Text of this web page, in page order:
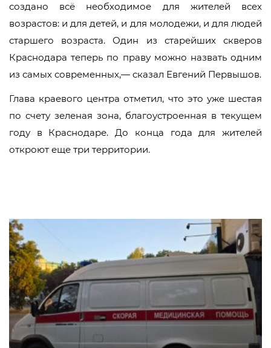
создано всё необходимое для жителей всех
возрастов: и для детей, и для молодежи, и для людей
старшего возраста. Один из старейших скверов
Краснодара теперь по праву можно назвать одним
из самых современных,— сказал Евгений Первышов.
Глава краевого центра отметил, что это уже шестая
по счету зеленая зона, благоустроенная в текущем
году в Краснодаре. До конца года для жителей
откроют еще три территории.